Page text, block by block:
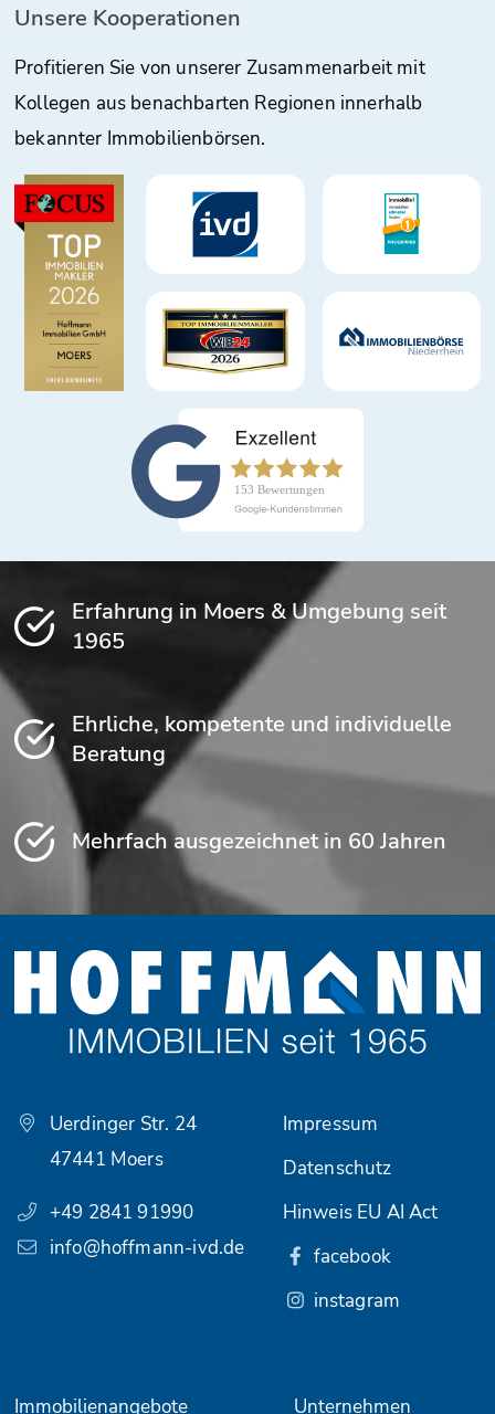
Unsere Kooperationen
Profitieren Sie von unserer Zusammenarbeit mit
Kollegen aus benachbarten Regionen innerhalb
bekannter Immobilienbörsen.
Erfahrung in Moers & Umgebung seit
1965
Ehrliche, kompetente und individuelle
Beratung
Mehrfach ausgezeichnet in 60 Jahren
Uerdinger Str. 24
47441 Moers
+49 2841 91990
info@hoffmann-ivd.de
Immobilienangebote Unternehmen
Impressum
Datenschutz
Hinweis EU AI Act
facebook
instagram